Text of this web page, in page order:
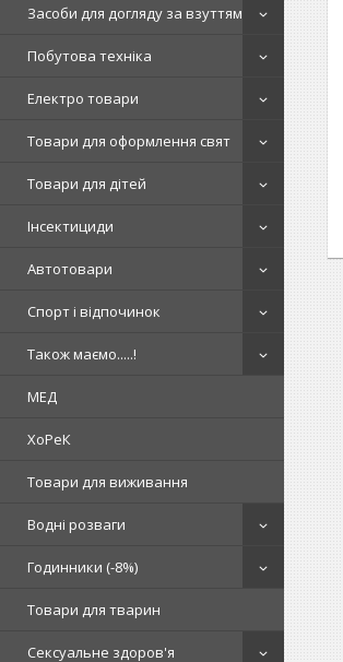
Засоби для догляду за взуттям
Побутова техніка
Електро товари
Товари для оформлення свят
Товари для дітей
Інсектициди
Автотовари
Спорт і відпочинок
Також маємо.....!
МЕД
ХоРеК
Товари для виживання
Водні розваги
Годинники (-8%)
Товари для тварин
Сексуальне здоров'я